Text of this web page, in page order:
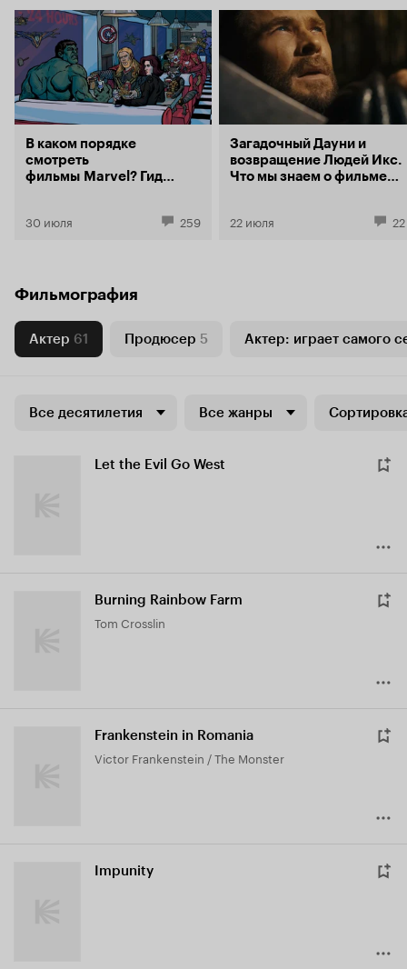
В каком порядке
смотреть
фильмы Marvel? Гид
франшизе
30 июля 259
Загадочный Дауни и
возвращение Людей Икс.
Что мы знаем о фильме
22 июля 22
Фильмография
Актер 61 Продюсер 5 Актер: играет самого
Все десятилетия Все жанры
Let the Evil Go West
Burning Rainbow Farm
Tom Crosslin
Frankenstein in Romania
Victor Frankenstein / The Monster
Impunity